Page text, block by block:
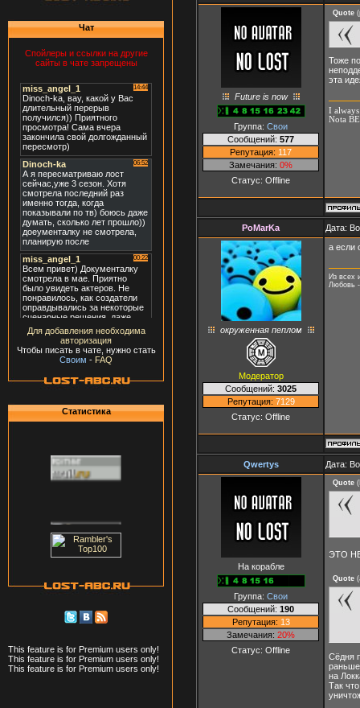
Чат
Спойлеры и ссылки на другие
сайты в чате запрещены
Для добавления необходима
авторизация
Чтобы писать в чате, нужно стать
Своим - FAQ
Статистика
This feature is for Premium users only!
This feature is for Premium users only!
This feature is for Premium users only!
Future is now
Группа: Свои
Сообщений: 577
Репутация: 117
Замечания: 0%
Статус: Offline
Quote (
Тоже
эта
I
Nota
PoMarKa Дата:
окруженная пеплом
Модератор
Сообщений: 3025
Репутация: 7129
Статус: Offline
а если
Из всех
Любовь
Qwertys Дата:
На корабле
Группа: Свои
Сообщений: 190
Репутация: 13
Замечания: 20%
Статус: Offline
Quote (
ЭТО НЕ
Quote (
Сёдня
раньше
на
Так